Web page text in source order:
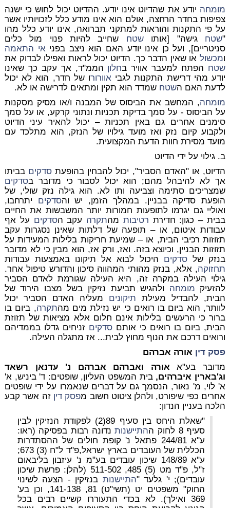
מומחה יודע את שהדיוט אינו יודע. ההדיוט יכול לחוש כי ישנה
צפיפות בחדר הרחצה, אולם הוא אינו מודע כלל לזכויותיו אשר
על פי התקנות והוראות למתקני תברואה, אינו יודע כלל מהו
"שטח גישה" [אותושטח שחייב להיות פנוי מול כלים
סניטריים], ועל כן אינו יודע האם הוא ניצב בפני אי התאמה
ומכשולאו שאין הדבר כך. הדיוט יכול לראות ואפילו לבדוק את
שטח הפתח למעבר אוויר בחלון הממ"ד, אך עקב כך שאינו
יודע מהי דרישת התקנות לגבי אוורורו של חדר, הוא לא יכול
לדעת האם השטח שמדד הוא תקין ומתאים לדרישה או לא.
מומחה, המחשב את הביסוס של המבנה ו/או מסיק מסקנות
על הביסוס - על סמך בדיקת תכניות ונתוני קרקע, או על סמך
סימנים אחרים גם באין תכניות – יכול להאיר עיני הדיוט
ולקבוע קיום נזק ואז מועד גילויו של הנזק, הוא מתלכד עם
מועד מסירת חוות הדעת המקצועית.
ב. גילוי על ידי הדיוט
הדיוט, או "האדם הסביר", יכול להבחין בהופעת סדקים בביתו
אך לא להיבהל מהם; הוא יכול לסבור כי מדובר בסדקים
שמצריכים סתימה וצביעה ותו לא. הוא גילה נזק שולי, של
הופעת סדיקה בבניין. במהלך הזמן, יש והסדקים יתרחבו,
ואוליי גם יגרמו לתופעות חמורות יותר המשבשות את החיים
בבית – כגון: חדירת רטיבות מהתקרה עקב הסדקים על אף
עבודות איטום, או – תופעה של דלתות שאינן נסגרות עקב
תזוזות רכיבי הבית, או – שמיעת חריקות בלילות המעידות על
תזוזות הבניין, וכיוצא בזה. ואז, ורק אז, הוא מבין כי לא מדובר
בנזק שלסדקים היכול לבוא אל תיקונו באמצעות עבודות
תחזוקה, אלא, בנזק מהותי המהווה סיכון והדורש טיפול אחר.
גילוי העילה במקרה זה, היא העילה שגורמת לאדם הסביר
להזעיק מומחה ולהגיש תביעת נזיקין בשל מצבו הירוד של
הבית, להבדיל מעילת תיקונים מעליה האדם הסביר יכול
לוותר, הוא ביום בו רואים כי יש נזילת מים מהתקרה, ביום בו
ברור כי הרעשים בלילות אינם חלום אלא מציאות של תזוזת
הבית, ביום בו רואים כי אותםסדקים זניחים גדלו בממדיהם
ורואים דרכם את הנוף מחוץ לבית... אז מתגלה העילה.
פסק דין אורה אברהם
מדובר בע"א אורה ואברהם אברהם נ' עדנאן רשאד
וג'בארין איברהים,בית המשפט העליון, שופטים: ד' ביניש, א'
א' לוי, מ' נאור, הנסמך גם על דברים שנאמרו על ידי שופטים
אחרים כפי שיפורט, ולהלן ציטוט חשוב מפסק דין זה אשר קבע
הלכה בעניין הנדון:
"שאלת היחס בין סעיף 89(2) לפקודת הנזיקין לבין
סעיף 8 לחוק ה
התיישנותנדונה רבות בפסיקה (ראו:
ע"א 244/81 פתאל נ' קופת חולים של ההסתדרות
הכללית של העובדים בארץ ישראל,פ"ד ל"ח (3) 673;
ע"א 148/89 שיכון עובדים בע"מ נ' עיזבון בליבאום
ז"ל, פ"ד מט (5) 485, 511-502 (להלן: פרשת שיכון
עובדים); י' גלעד "התיישנות בנזיקין - הצעה לשינוי
החוק" משפטים יט (תשי"ט) 81, 141-138, וכן בע'
369 ואילך). לא בכדי התעוררו קשיים רבים בכל